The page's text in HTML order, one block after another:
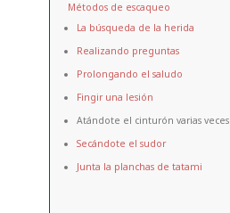
Métodos de escaqueo
La búsqueda de la herida
Realizando preguntas
Prolongando el saludo
Fingir una lesión
Atándote el cinturón varias veces
Secándote el sudor
Junta la planchas de tatami